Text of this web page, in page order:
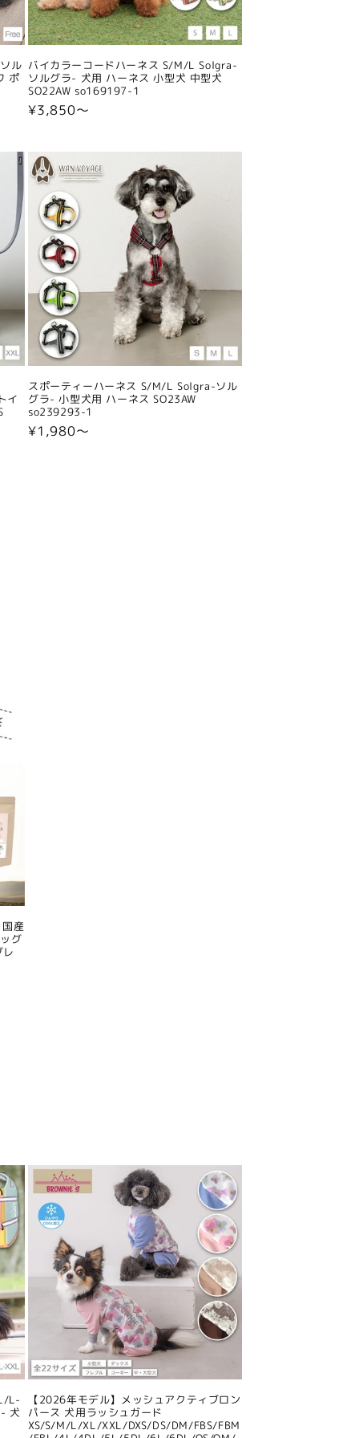
ル
ポ
バイカラーコードハーネス S/M/L Solgra-
ソルグラ- 犬用 ハーネス 小型犬 中型犬
SO22AW so169197-1
通
格
¥3,850〜
イ
スポーティーハーネス S/M/L Solgra-ソル
グラ- 小型犬用 ハーネス SO23AW
so239293-1
通
¥1,980〜
産
グ
L-
犬
【2026年モデル】メッシュアクティブロン
パース 犬用ラッシュガード
XS/S/M/L/XL/XXL/DXS/DS/DM/FBS/FBM